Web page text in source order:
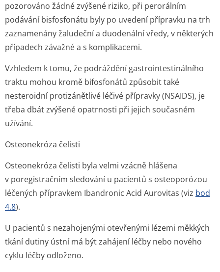
pozorováno žádné zvýšené riziko, při perorálním
podávání bisfosfonátu byly po uvedení přípravku na trh
zaznamenány žaludeční a duodenální vředy, v některých
případech závažné a s komplikacemi.
Vzhledem k tomu, že podráždění gastrointesti­nálního
traktu mohou kromě bifosfonátů způsobit také
nesteroidní protizánětlivé léčivé přípravky (NSAIDS), je
třeba dbát zvýšené opatrnosti při jejich současném
užívání.
Osteonekróza čelisti
Osteonekróza čelisti byla velmi vzácně hlášena
v poregistračním sledování u pacientů s osteoporózou
léčených přípravkem Ibandronic Acid Aurovitas (viz bod
4.8).
U pacientů s nezahojenými otevřenými lézemi měkkých
tkání dutiny ústní má být zahájení léčby nebo nového
cyklu léčby odloženo.